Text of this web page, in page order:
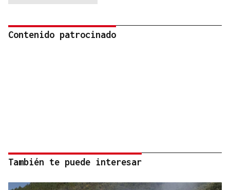
Contenido patrocinado
También te puede interesar